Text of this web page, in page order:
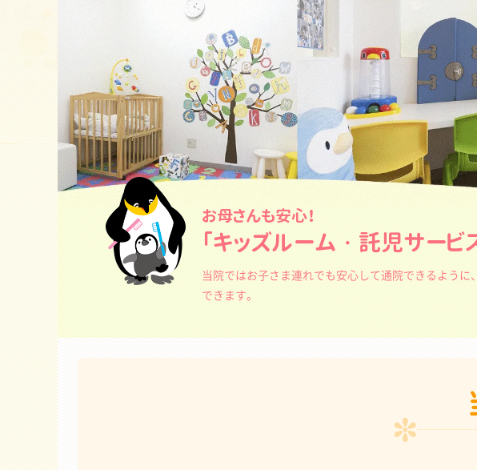
お母さんも安心！
「キッズルーム・託児サービ
当院ではお子さま連れでも安心して通院できるよう
できます。